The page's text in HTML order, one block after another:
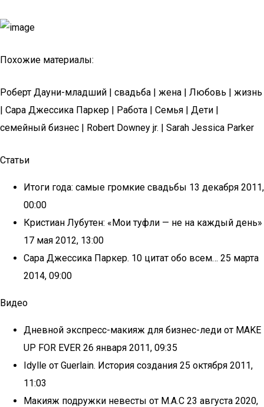
Похожие материалы:
Роберт Дауни-младший | свадьба | жена | Любовь | жизнь
| Сара Джессика Паркер | Работа | Семья | Дети |
семейный бизнес | Robert Downey jr. | Sarah Jessica Parker
Статьи
Итоги года: самые громкие свадьбы 13 декабря 2011,
00:00
Кристиан Лубутен: «Мои туфли — не на каждый день»
17 мая 2012, 13:00
Сара Джессика Паркер. 10 цитат обо всем… 25 марта
2014, 09:00
Видео
Дневной экспресс-макияж для бизнес-леди от MAKE
UP FOR EVER 26 января 2011, 09:35
Idylle от Guerlain. История создания 25 октября 2011,
11:03
Макияж подружки невесты от M.A.C 23 августа 2020,